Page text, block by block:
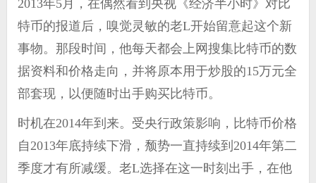
2013年5月，在偶然看到央视《经济半小时》对比
特币的报道后，嗅觉灵敏的老L开始留意起这个新
事物。那段时间，他每天都会上网搜集比特币的数
据资料和价格走向，并将原本用于炒股的15万元全
部套现，以便随时出手购买比特币。
时机在2014年到来。受央行政策影响，比特币价格
自2013年底持续下滑，颓势一直持续到2014年第二
季度才有所减缓。老L选择在这一时刻出手，在他